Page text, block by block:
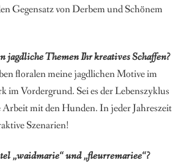
Gegensatz von Derbem und Schönem
jagdliche Themen Ihr kreatives Schaffen?
floralen meine jagdlichen Motive im
im Vordergrund. Sei esder Lebenszyklus
Arbeit mit denHunden. In jeder Jahreszeit
Szenarien!
„waidmarie“ und „fleurremariee“?